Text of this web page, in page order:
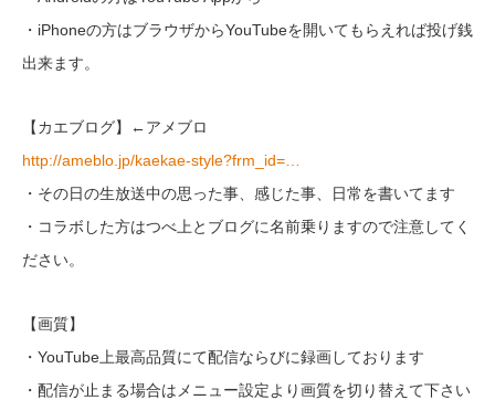
・iPhoneの方はブラウザからYouTubeを開いてもらえれば投げ銭
出来ます。
【カエブログ】←アメブロ
http://ameblo.jp/kaekae-style?frm_id=…
・その日の生放送中の思った事、感じた事、日常を書いてます
・コラボした方はつべ上とブログに名前乗りますので注意してく
ださい。
【画質】
・YouTube上最高品質にて配信ならびに録画しております
・配信が止まる場合はメニュー設定より画質を切り替えて下さい